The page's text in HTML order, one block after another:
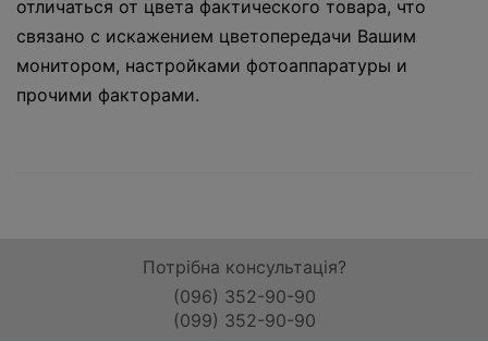
отличаться от цвета фактического товара, что
связано с искажением цветопередачи Вашим
монитором, настройками фотоаппаратуры и
прочими факторами.
Потрібна консультація?
(096) 352-90-90
(099) 352-90-90